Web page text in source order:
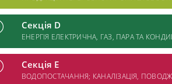
Секція D
ЕНЕРГІЯ ЕЛЕКТРИЧНА, ГАЗ, ПАРА ТА
Секція E
ВОДОПОСТАЧАННЯ; КАНАЛІЗАЦІЯ,